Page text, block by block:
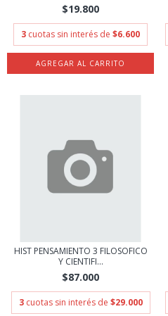
$19.800
3 cuotas sin interés de $6.600
HIST PENSAMIENTO 3 FILOSOFICO
Y CIENTIFI...
$87.000
3 cuotas sin interés de $29.000